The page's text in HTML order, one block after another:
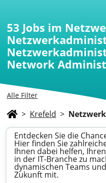
Alle Filter
53 Jobs im
Network
> Krefeld > Netzwerk
Entdecken Sie die
Hier finden Sie
Ihnen dabei helfen,
in der IT-Branche zu
dynamischen Teams
Zukunft mit.